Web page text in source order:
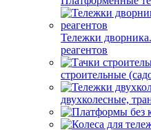
Тележки
реагентов
строительные
двухколесные,